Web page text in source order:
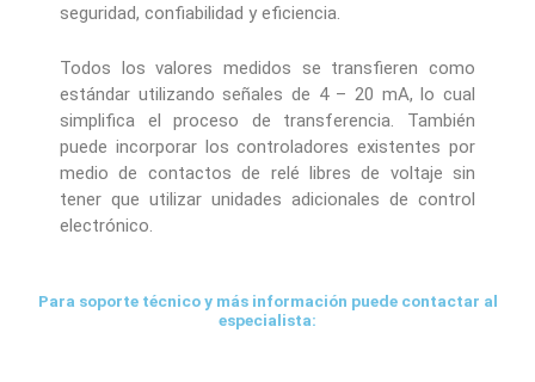
seguridad, confiabilidad y eficiencia.
Todos los valores medidos se transfieren como
estándar utilizando señales de 4 – 20 mA, lo cual
simplifica el proceso de transferencia. También
puede incorporar los controladores existentes por
medio de contactos de relé libres de voltaje sin
tener que utilizar unidades adicionales de control
electrónico.
Para soporte técnico y más información puede contactar al
especialista: